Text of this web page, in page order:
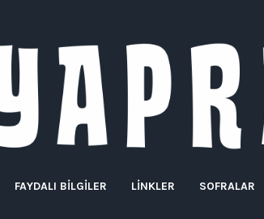
FAYDALI BILGILER LINKLER SOFRALAR